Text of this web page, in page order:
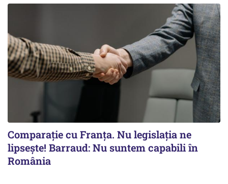
Comparație cu Franța. Nu legislația ne
lipsește! Barraud: Nu suntem capabili în
România